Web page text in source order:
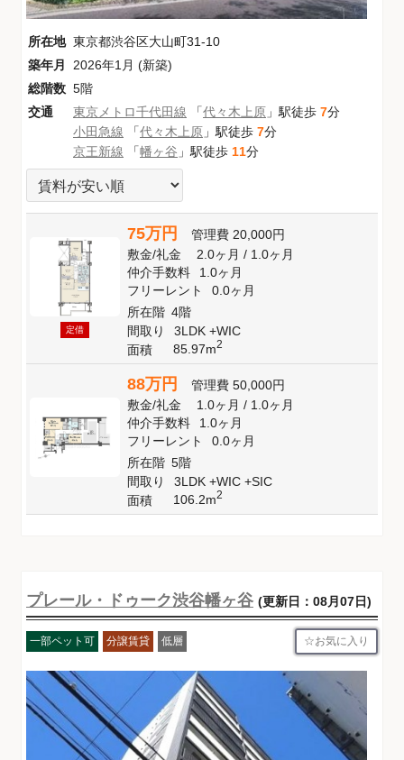
所在地 東京都渋谷区大山町31-10
築年月
2026年1月 (新築)
総階数 5階
交通
東京メトロ千代田線 「代々木上原 」駅徒歩 7分
小田急線 「代々木上原 」駅徒歩 7分
京王新線 「幡ヶ谷 」駅徒歩 11分
定借
75万円 管理費 20,000円
敷金/礼金 2.0ヶ月/ 1.0ヶ月
仲介手数料
1.0ヶ月
フリーレント
0.0ヶ月
所在階 4階
間取り
3LDK +WIC
面積
85.97m2
88万円 管理費 50,000円
敷金/礼金 1.0ヶ月/ 1.0ヶ月
仲介手数料
1.0ヶ月
フリーレント
0.0ヶ月
所在階 5階
間取り
3LDK +WIC +SIC
面積
106.2m2
プレール・ドゥーク渋谷幡ヶ谷 (更新日：08月07日)
一部ペット可 分譲賃貸 低層 お気に入り